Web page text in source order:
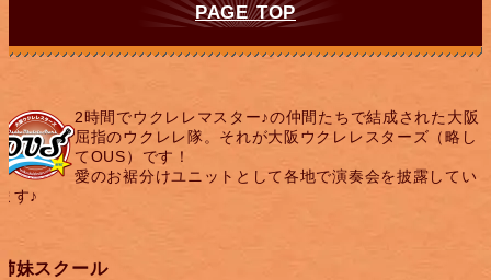
PAGE TOP
2時間でウクレレマスター♪の仲間たちで結成された大阪
屈指のウクレレ隊。それが大阪ウクレレスターズ（略し
てOUS）です！
愛のお裾分けユニットとして各地で演奏会を披露してい
す♪
妹スクール